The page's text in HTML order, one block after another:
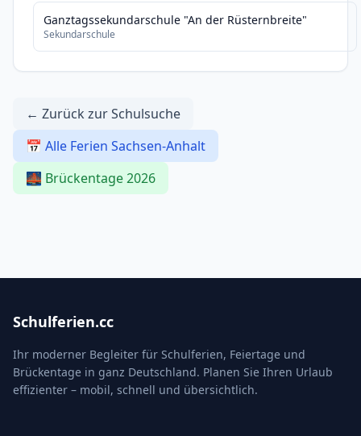
Ganztagssekundarschule "An der Rüsternbreite"
Sekundarschule
← Zurück zur Schulsuche
📅 Alle Ferien Sachsen-Anhalt
🌉 Brückentage 2026
Schulferien.cc
Ihr moderner Begleiter für Schulferien, Feiertage und
Brückentage in ganz Deutschland. Planen Sie Ihren Urlaub
effizienter – mobil, schnell und übersichtlich.